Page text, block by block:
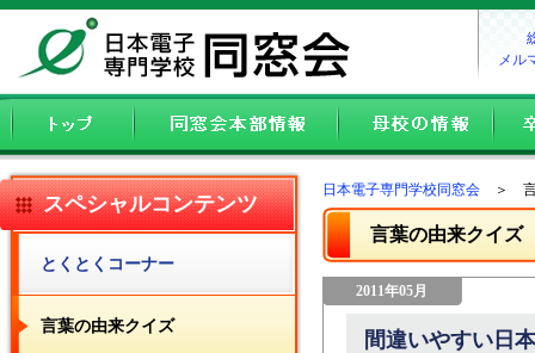
メル
スペシャルコンテンツ
とくとくコーナー
言葉の由来クイズ
日本電子専門学校同窓会 ＞ 言
言葉の由来クイズ
2011年05月
間違いやすい日